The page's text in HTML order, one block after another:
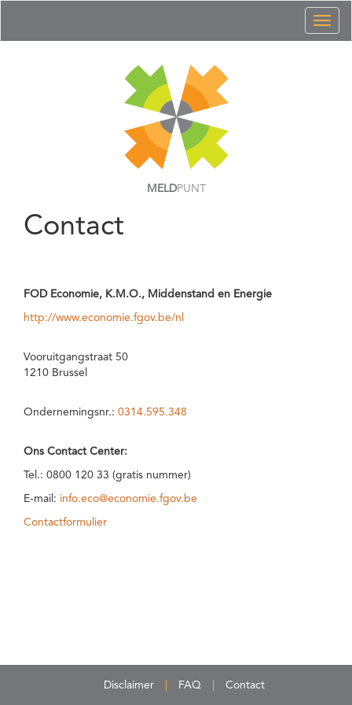
MELDPUNT
Contact
FOD Economie, K.M.O., Middenstand en Energie
http://www.economie.fgov.be/nl
Vooruitgangstraat 50
1210 Brussel
Ondernemingsnr.: 0314.595.348
Ons Contact Center:
Tel.: 0800 120 33 (gratis nummer)
E-mail: info.eco@economie.fgov.be
Contactformulier
Disclaimer FAQ Contact